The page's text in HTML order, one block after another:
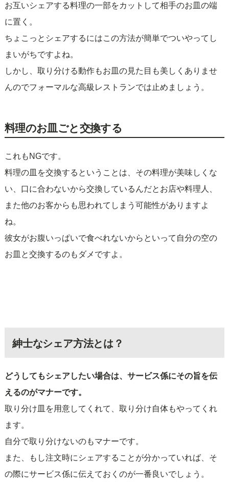
お互いシェアする料理の一部をカットして相手のお皿の端
に置く。
ちょこっとシェアするにはこの方法が簡単でついやってし
まいがちですよね。
しかし、取り分ける動作もお皿の見た目も美しくありませ
んのでフォーマルな高級レストランでは止めましょう。
料理のお皿ごと交換する
これもNGです。
料理の皿を交換するということは、その料理が美味しくな
い、口に合わないから交換しているんだとお店や料理人、
また他のお客からも思われてしまう可能性がありますよ
ね。
彼女がお腹いっぱいで食べれないからといって自分の空の
お皿と交換するのもダメですよ。
紳士なシェア方法とは？
どうしてもシェアしたい場合は、サービス係にその旨を伝
えるのがマナーです。
取り分け皿を用意してくれて、取り分け自体もやってくれ
ます。
自分で取り分けないのもマナーです。
また、もし注文時にシェアすることが分かっていれば、そ
の際にサービス係に伝えておくのが一番良いでしょう。